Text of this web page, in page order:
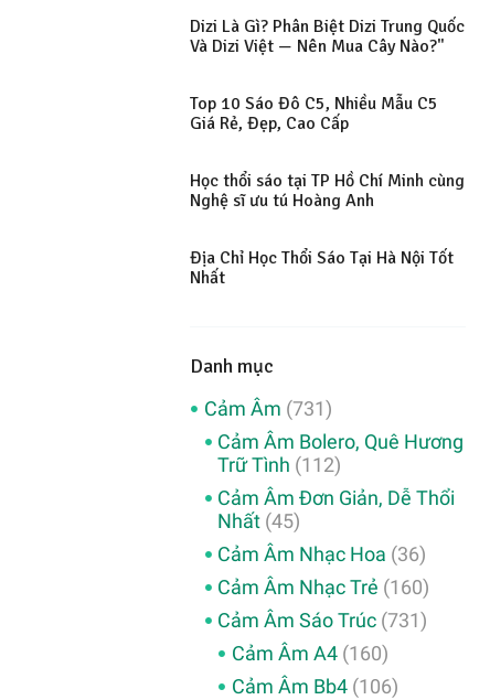
Dizi Là Gì? Phân Biệt Dizi Trung Quốc
Và Dizi Việt — Nên Mua Cây Nào?"
Top 10 Sáo Đô C5, Nhiều Mẫu C5
Giá Rẻ, Đẹp, Cao Cấp
Học thổi sáo tại TP Hồ Chí Minh cùng
Nghệ sĩ ưu tú Hoàng Anh
Địa Chỉ Học Thổi Sáo Tại Hà Nội Tốt
Nhất
Danh mục
Cảm Âm (731)
Cảm Âm Bolero, Quê Hương
Trữ Tình (112)
Cảm Âm Đơn Giản, Dễ Thổi
Nhất (45)
Cảm Âm Nhạc Hoa (36)
Cảm Âm Nhạc Trẻ (160)
Cảm Âm Sáo Trúc (731)
Cảm Âm A4(160)
Cảm Âm Bb4(106)